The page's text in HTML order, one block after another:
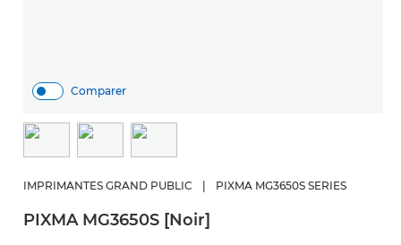
Comparer
IMPRIMANTES GRAND PUBLIC PIXMA MG3650S SERIES
PIXMA MG3650S [Noir]